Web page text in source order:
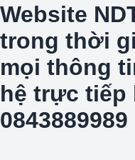
Website
trong thời
mọi thông
hệ trực tiếp